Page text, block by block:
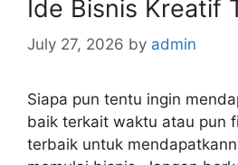
Ide Bisnis Kreatif
July 27, 2026 by admin
Siapa pun tentu ingin
baik terkait waktu atau pun
terbaik untuk